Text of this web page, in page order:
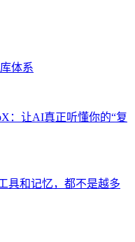
体系
：让AI真正听懂你的“复
具和记忆，都不是越多